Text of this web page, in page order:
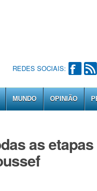
REDES SOCIAIS:
MUNDO OPINIÃO
as